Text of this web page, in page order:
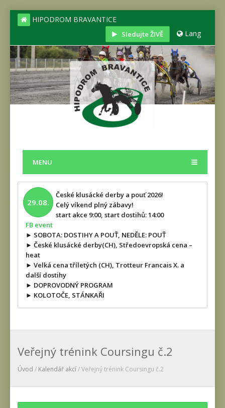
HIPODROM BRAVANTICE
Sledujte ŽIVĚ Lang
MENU
29.08.
České klusácké derby a pouť 2026!
Celý víkend plný zábavy!
start akce 9:00, start dostihů: 14:00
FB event
► SOBOTA: DOSTIHY A POUŤ, NEDĚLE: POUŤ
► České klusácké derby(CH), Středoevropská cena –
heat
► Velká cena tříletých (CH), Trotteur Francais X. a
další dostihy
► DOPROVODNÝ PROGRAM
► KOLOTOČE, STÁNKAŘI
Veřejný trénink Coursingu č.2
Úvod / Kalendář akcí/ Veřejný trénink Coursingu č.2